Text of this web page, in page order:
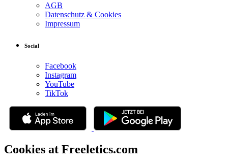
AGB
Datenschutz & Cookies
Impressum
Social
Facebook
Instagram
YouTube
TikTok
Cookies at Freeletics.com